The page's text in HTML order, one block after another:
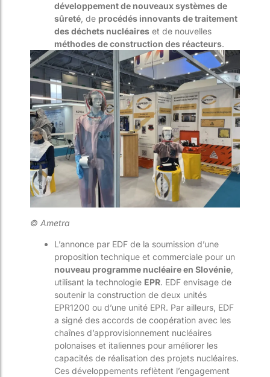
développement de nouveaux systèmes de
sûreté , de procédés innovants de traitement
des déchets nucléaires et de nouvelles
méthodes de construction des réacteurs.
© Ametra
L’annonce par EDF de la soumission d’une
proposition technique et commerciale pour un
nouveau programme nucléaire en Slovénie
utilisant la technologie EPR. EDF envisage de
soutenir la construction de deux unités
EPR1200 ou d’une unité EPR. Par ailleurs, EDF
a signé des accords de coopération avec les
chaînes d’approvisionnement nucléaires
polonaises et italiennes pour améliorer les
capacités de réalisation des projets nucléaires.
Ces développements reflètent l’engagement